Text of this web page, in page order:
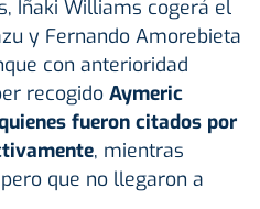
Iñaki Williams cogerá el
y Fernando Amorebieta
con anterioridad
recogido Aymeric
fueron citados por
, mientras
que no llegaron a